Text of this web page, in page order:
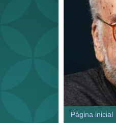
Página inicial